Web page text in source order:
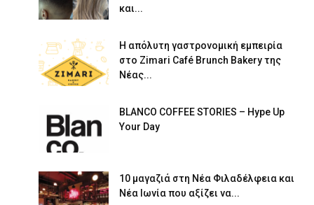
και...
Η απόλυτη γαστρονομική εμπειρία
στο Zimari Café Brunch Bakery της
Νέας...
BLANCO COFFEE STORIES – Hype Up
Your Day
10 μαγαζιά στη Νέα Φιλαδέλφεια και
Νέα Ιωνία που αξίζει να...